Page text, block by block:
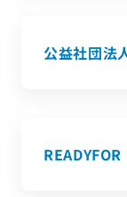
公益社団法